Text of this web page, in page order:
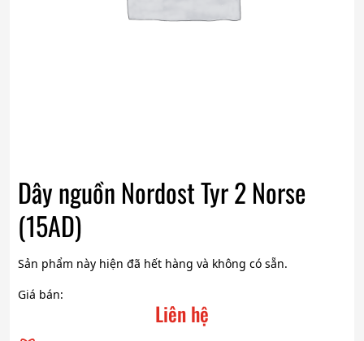
Dây nguồn Nordost Tyr 2 Norse
(15AD)
Sản phẩm này hiện đã hết hàng và không có sẵn.
Giá bán:
Liên hệ